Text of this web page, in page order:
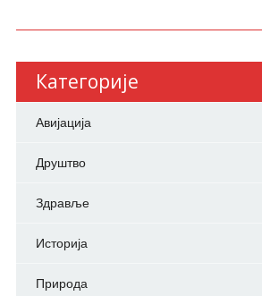
Категорије
Авијација
Друштво
Здравље
Историја
Природа